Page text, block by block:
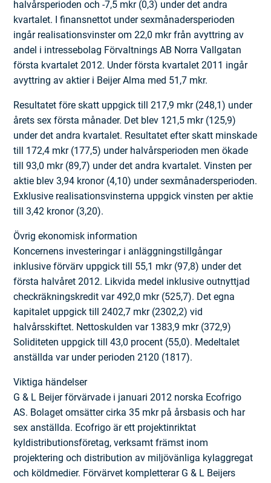
halvårsperioden och -7,5 mkr (0,3) under det andra
kvartalet. I finansnettot under sexmånadersperioden
ingår realisationsvinster om 22,0 mkr från avyttring av
andel i intresse­bolag Förvaltnings AB Norra Vallgatan
första kvartalet 2012. Under första kvartalet 2011 ingår
avyttring av aktier i Beijer Alma med 51,7 mkr.
Resultatet före skatt uppgick till 217,9 mkr (248,1) under
årets sex första månader. Det blev 121,5 mkr (125,9)
under det andra kvartalet. Resultatet efter skatt minskade
till 172,4 mkr (177,5) under halvårsperioden men ökade
till 93,0 mkr (89,7) under det andra kvartalet. Vinsten per
aktie blev 3,94 kronor (4,10) under sexmånadersperioden.
Exklusive realisa­tionsvinsterna uppgick vinsten per aktie
till 3,42 kronor (3,20).
Övrig ekonomisk information
Koncernens investeringar i anläggningstillgångar
inklusive förvärv uppgick till 55,1 mkr (97,8) under det
första halvåret 2012. Likvida medel inklusive outnyttjad
checkräkningskredit var 492,0 mkr (525,7). Det egna
kapitalet uppgick till 2402,7 mkr (2302,2) vid
halvårsskiftet. Nettoskulden var 1383,9 mkr (372,9)
Soliditeten uppgick till 43,0 procent (55,0). Medeltalet
anställda var under perioden 2120 (1817).
Viktiga händelser
G & L Beijer förvärvade i januari 2012 norska Ecofrigo
AS. Bolaget omsätter cirka 35 mkr på årsbasis och har
sex anställda. Ecofrigo är ett projektinriktat
kyldistributions­företag, verksamt främst inom
projektering och distribution av miljövänliga kylaggregat
och köldmedier. Förvärvet kompletterar G & L Beijers